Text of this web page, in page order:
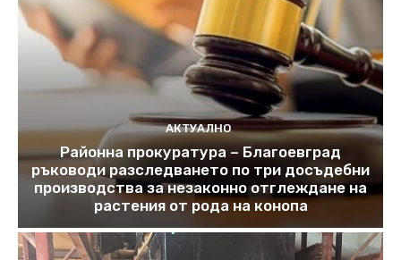
АКТУАЛНО
Районна прокуратура – Благоевград
ръководи разследването по три досъдебни
производства за незаконно отглеждане на
растения от рода на конопа